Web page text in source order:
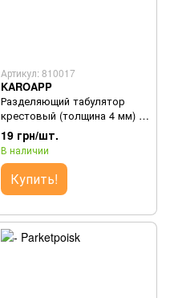
Артикул: 810017
KAROAPP
Разделяющий табулятор
крестовый (толщина 4 мм) K-
SP 4
19 грн/шт.
В наличии
Купить!